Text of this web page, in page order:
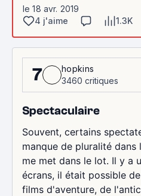
le 18 avr. 2019
4 j'aime
1.3K
7
hopkins
3460 critiques
Spectaculaire
Souvent, certains
manque de pluralité dans
me met dans le lot. Il y a
écrans, il était possible
films d'aventure, de